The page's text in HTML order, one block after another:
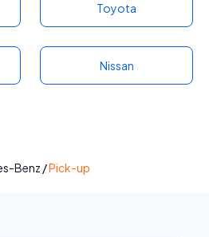
Toyota
Nissan
Benz /Pick-up